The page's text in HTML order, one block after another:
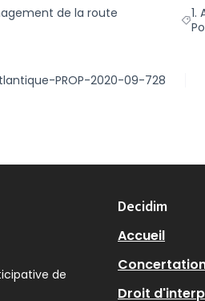
la catégorie : b. Options
de la route
1.
PROP-2020-09-728
de
Decidim
Accueil
Droit